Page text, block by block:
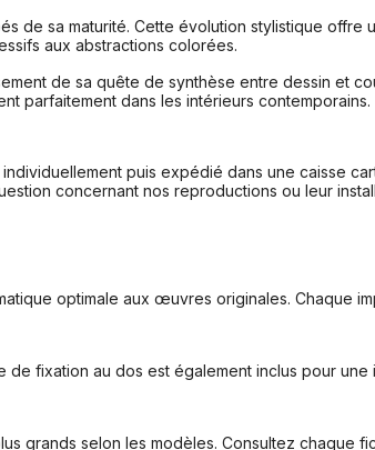
de sa maturité. Cette évolution stylistique offre
aux abstractions colorées.
de sa quête de synthèse entre dessin et
parfaitement dans les intérieurs contemporains.
puis expédié dans une caisse
concernant nos reproductions ou leur
optimale aux œuvres originales. Chaque
de fixation au dos est également inclus pour une
grands selon les modèles. Consultez chaque